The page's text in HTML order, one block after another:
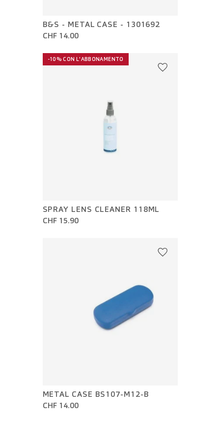
B&S - METAL CASE - 1301692
CHF 14.00
-10% CON L'ABBONAMENTO
SPRAY LENS CLEANER 118ML
CHF 15.90
METAL CASE BS107-M12-B
CHF 14.00